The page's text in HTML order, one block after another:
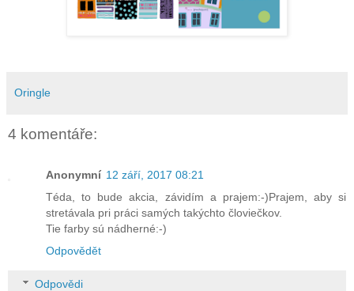
Oringle
4 komentáře:
Anonymní 12 září, 2017 08:21
Téda, to bude akcia, závidím a prajem:-)Prajem, aby si
stretávala pri práci samých takýchto človiečkov.
Tie farby sú nádherné:-)
Odpovědět
Odpovědi